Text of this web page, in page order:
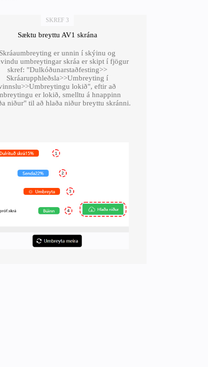
SKREF 3
Sæktu breyttu AV1 skrána
Skráaumbreyting er unnin í skýinu og
umbreytingar skráa er skipt í fjögur
skref: "Dulkóðunarstaðfesting>>
Skráarupphleðsla>>Umbreyting í
lokið", eftir að
er lokið, smelltu á hnappinn
niður" til að hlaða niður breyttu skránni.